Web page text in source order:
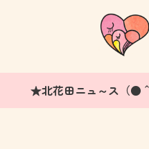
★北花田ニュ～ス（●